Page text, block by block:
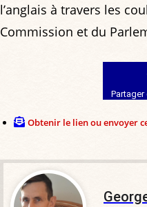
l’anglais à travers les
Commission et du
Obtenir le lien ou envoyer